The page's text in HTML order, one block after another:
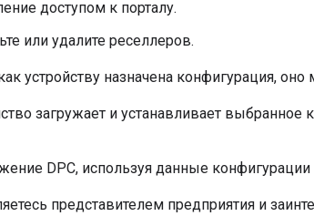
доступом к порталу.
или удалите реселлеров.
устройству назначена конфигурация,
загружает и устанавливает
DPC, используя данные конфигурации
представителем предприятия и